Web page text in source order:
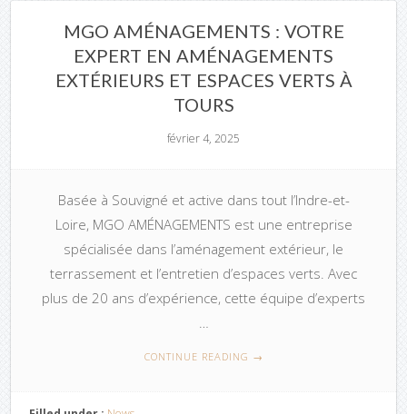
MGO AMÉNAGEMENTS : VOTRE
EXPERT EN AMÉNAGEMENTS
EXTÉRIEURS ET ESPACES VERTS À
TOURS
février 4, 2025
Basée à Souvigné et active dans tout l’Indre-et-
Loire, MGO AMÉNAGEMENTS est une entreprise
spécialisée dans l’aménagement extérieur, le
terrassement et l’entretien d’espaces verts. Avec
plus de 20 ans d’expérience, cette équipe d’experts
…
CONTINUE READING →